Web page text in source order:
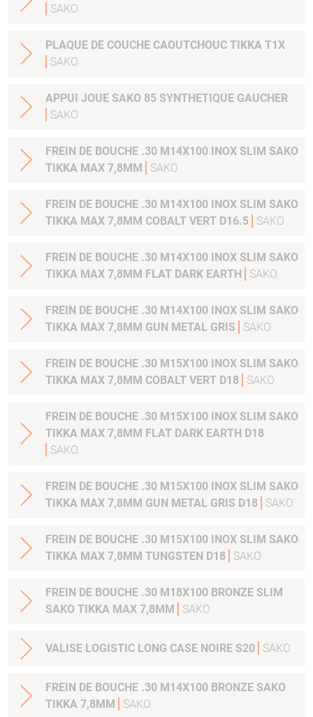
SAKO
PLAQUE DE COUCHE CAOUTCHOUC TIKKA T1X
SAKO
APPUI JOUE SAKO 85 SYNTHETIQUE GAUCHER
SAKO
FREIN DE BOUCHE .30 M14X100 INOX SLIM SAKO
TIKKA MAX 7,8MM
SAKO
FREIN DE BOUCHE .30 M14X100 INOX SLIM SAKO
TIKKA MAX 7,8MM COBALT VERT D16.5
SAKO
FREIN DE BOUCHE .30 M14X100 INOX SLIM SAKO
TIKKA MAX 7,8MM FLAT DARK EARTH
SAKO
FREIN DE BOUCHE .30 M14X100 INOX SLIM SAKO
TIKKA MAX 7,8MM GUN METAL GRIS
SAKO
FREIN DE BOUCHE .30 M15X100 INOX SLIM SAKO
TIKKA MAX 7,8MM COBALT VERT D18
SAKO
FREIN DE BOUCHE .30 M15X100 INOX SLIM SAKO
TIKKA MAX 7,8MM FLAT DARK EARTH D18
SAKO
FREIN DE BOUCHE .30 M15X100 INOX SLIM SAKO
TIKKA MAX 7,8MM GUN METAL GRIS D18
SAKO
FREIN DE BOUCHE .30 M15X100 INOX SLIM SAKO
TIKKA MAX 7,8MM TUNGSTEN D18
SAKO
FREIN DE BOUCHE .30 M18X100 BRONZE SLIM
SAKO TIKKA MAX 7,8MM
SAKO
VALISE LOGISTIC LONG CASE NOIRE S20 SAKO
FREIN DE BOUCHE .30 M14X100 BRONZE SAKO
TIKKA 7,8MM
SAKO